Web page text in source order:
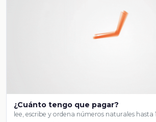
¿Cuánto tengo que pagar?
lee, escribe y ordena números naturales hasta